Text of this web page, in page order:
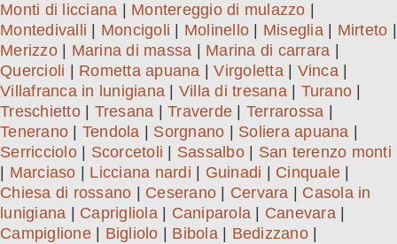
Monti di licciana
Montereggio di mulazzo
Montedivalli
Moncigoli Molinello Miseglia| Mirteto
Merizzo| Marina di massa Marina di carrara
Quercioli
Rometta apuana |Virgoletta| Vinca|
Villafranca in lunigiana
Villa di tresana| Turano
Treschietto| Tresana Traverde Terrarossa
Tenerano
Tendola Sorgnano Soliera apuana
Serricciolo| Scorcetoli Sassalbo| San terenzo monti
Marciaso Licciana nardi Guinadi Cinquale
Chiesa di rossano
Ceserano Cervara
Casola in
lunigiana
Caprigliola| Caniparola Canevara|
Campiglione| Bigliolo Bibola| Bedizzano|